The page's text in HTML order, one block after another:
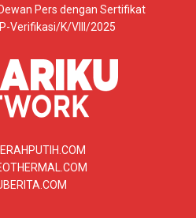
Pers dengan Sertifikat
Verifikasi/K/VIII/2025